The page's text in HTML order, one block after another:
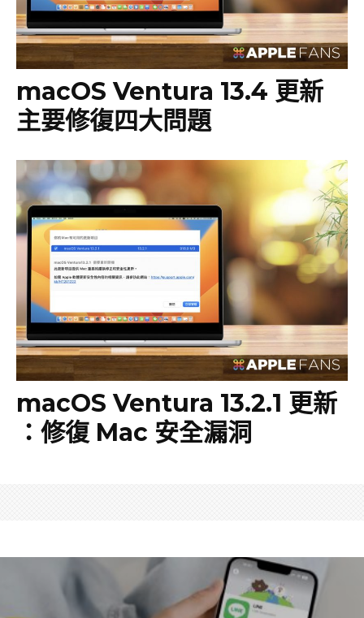
macOS Ventura 13.4 更新
主要修復四大問題
macOS Ventura 13.2.1 更新
：修復 Mac 安全漏洞